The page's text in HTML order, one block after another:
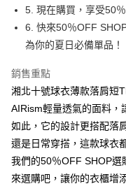
Google Pay
全盈+PAY
【大哥付你分期使用說明】
1.本服務由台灣大哥大提供
2.付款方式選擇「大哥付你
流程，驗證手機門號後，選
成交易。
3.實際核准額度、可分期數
4.訂單成立30分鐘內，如未
AFTEE先享後付
相關說明
【關於「AFTEE先享後付」
AFTEE先享後付是「在收到
便利好安心！
１．簡單：不需註冊會員、
運送方式
5. 現在購買，享受50
6. 快來50％OFF
為你的夏日必備單品！
銷售重點
湘北十號球衣薄款落肩短
AIRism輕量透氣的面料，
如此，它的設計更搭配落
還是日常穿搭，這款球衣
我們的50％OFF SHOP選
來選購吧，讓你的衣櫃增